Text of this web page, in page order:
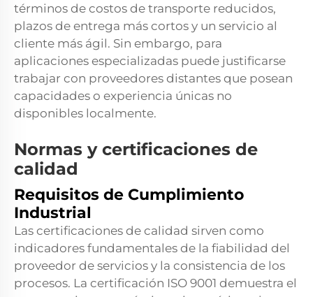
términos de costos de transporte reducidos,
plazos de entrega más cortos y un servicio al
cliente más ágil. Sin embargo, para
aplicaciones especializadas puede justificarse
trabajar con proveedores distantes que posean
capacidades o experiencia únicas no
disponibles localmente.
Normas y certificaciones de
calidad
Requisitos de Cumplimiento
Industrial
Las certificaciones de calidad sirven como
indicadores fundamentales de la fiabilidad del
proveedor de servicios y la consistencia de los
procesos. La certificación ISO 9001 demuestra el